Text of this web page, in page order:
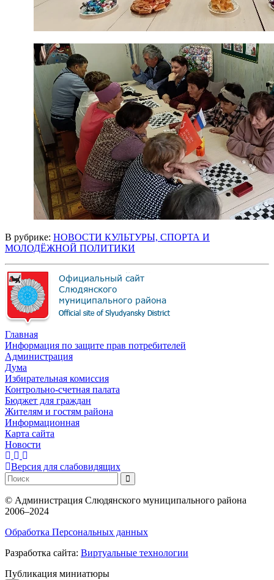
В рубрике: НОВОСТИ КУЛЬТУРЫ, СПОРТА И
МОЛОДЁЖНОЙ ПОЛИТИКИ
Главная
Информация по защите прав потребителей
Администрация
Дума
Избирательная комиссия
Контрольно-счетная палата
Бюджет для граждан
Жителям и гостям района
Информационная
Карта сайта
Новости
Версия для слабовидящих
© Администрация Слюдянского муниципального района
2006–2024
Обработка Персональных данных
Разработка сайта: Виртуальные технологии
Публикация миниатюры